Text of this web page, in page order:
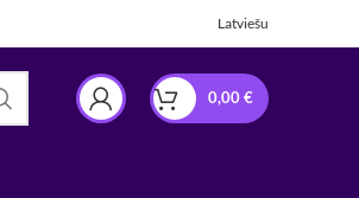
Latviešu
0,00€